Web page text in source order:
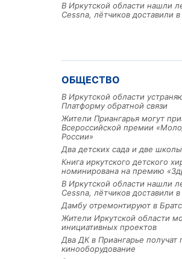
В Иркутской области нашли
Cessna, лётчиков доставили
ОБЩЕСТВО
В Иркутской области
Платформу обратной связи
Жители Приангарья могут
Всероссийской премии
России»
Два детских сада и две
Книга иркутского детского
номинирована на премию
В Иркутской области нашли
Cessna, лётчиков доставили
Дамбу отремонтируют в
Жители Иркутской области
инициативных проектов
Два ДК в Приангарье
кинооборудование